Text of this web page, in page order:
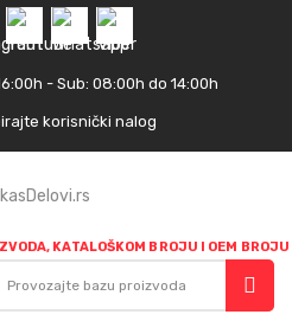
- Sub: 08:00h do 14:00h
korisnički nalog
KATALOŠKOM BROJU I OEM BROJU